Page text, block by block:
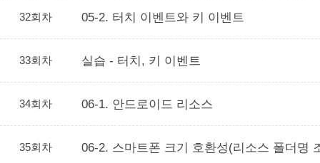
32회차 05-2. 터치 이벤트와 키 이벤트
33회차 실습 - 터치, 키 이벤트
34회차 06-1. 안드로이드 리소스
35회차 06-2. 스마트폰 크기 호환성(리소스 폴더명